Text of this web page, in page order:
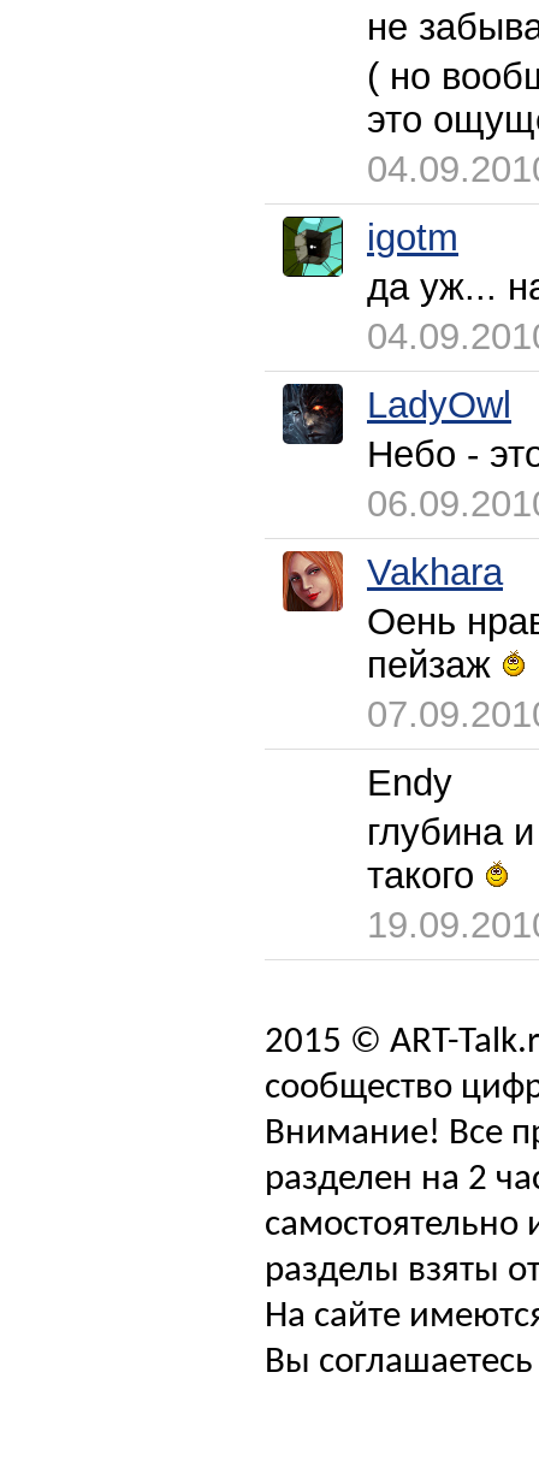
не
( но
это
igotm
да уж...
LadyOwl
Небо -
Vakhara
Оень
пейзаж
Endy
глубина
такого
2015 © ART-
сообщество
Внимание! Все
разделен на 2
самостоятельно
разделы взяты
На сайте
Вы